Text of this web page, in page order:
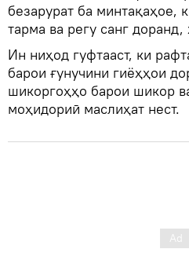
безарурат ба минтақаҳое,
тарма ва регу санг
Ин ниҳод гуфтааст, ки
барои ғунучини гиёҳҳои
шикоргоҳҳо барои шикор
моҳидориӣ маслиҳат нест.